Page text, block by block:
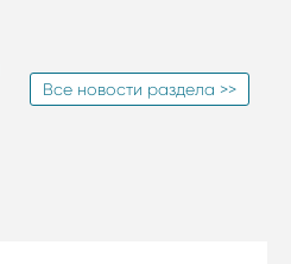
Все новости раздела >>